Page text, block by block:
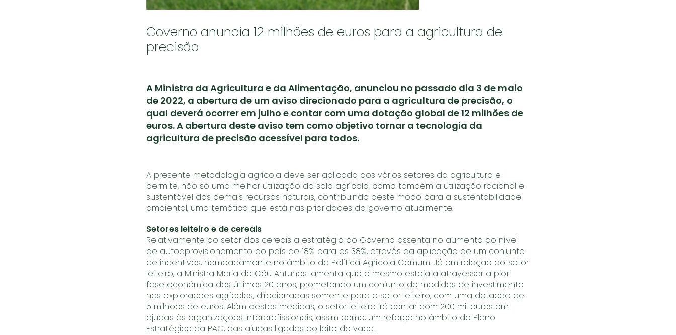
Governo anuncia 12 milhões de euros para a agricultura de
precisão
A Ministra da Agricultura e da Alimentação, anunciou no passado dia 3 de maio
de 2022, a abertura de um aviso direcionado para a agricultura de precisão, o
qual deverá ocorrer em julho e contar com uma dotação global de 12 milhões de
euros. A abertura deste aviso tem como objetivo tornar a tecnologia da
agricultura de precisão acessível para todos.
A presente metodologia agrícola deve ser aplicada aos vários setores da agricultura e
permite, não só uma melhor utilização do solo agrícola, como também a utilização racional e
sustentável dos demais recursos naturais, contribuindo deste modo para a sustentabilidade
ambiental, uma temática que está nas prioridades do governo atualmente.
Setores leiteiro e de cereais
Relativamente ao setor dos cereais a estratégia do Governo assenta no aumento do nível
de autoaprovisionamento do país de 18% para os 38%, através da aplicação de um conjunto
de incentivos, nomeadamente no âmbito da Política Agrícola Comum. Já em relação ao setor
leiteiro, a Ministra Maria do Céu Antunes lamenta que o mesmo esteja a atravessar a pior
fase económica dos últimos 20 anos, prometendo um conjunto de medidas de investimento
nas explorações agrícolas, direcionadas somente para o setor leiteiro, com uma dotação de
5 milhões de euros. Além destas medidas, o setor leiteiro irá contar com 200 mil euros em
ajudas às organizações interprofissionais, assim como, um reforço no âmbito do Plano
Estratégico da PAC, das ajudas ligadas ao leite de vaca.